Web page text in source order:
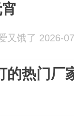
又饿了 2026-
的热门厂